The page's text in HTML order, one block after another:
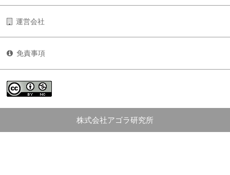
運営会社
免責事項
株式会社アゴラ研究所